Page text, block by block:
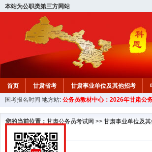
本站为公职类第三方网站
首页 甘肃省考 甘肃事业单位及其他招考
国考报名时间 地方站: 公务员教材中心：2026年甘肃公
您的当前位置： 甘肃公务员考试网 >> 甘肃事业单位及